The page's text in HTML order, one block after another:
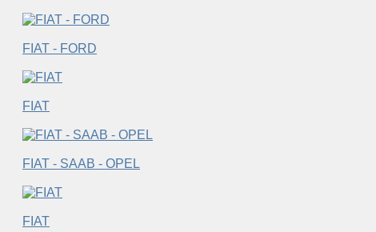
FIAT - FORD
FIAT
FIAT - SAAB - OPEL
FIAT